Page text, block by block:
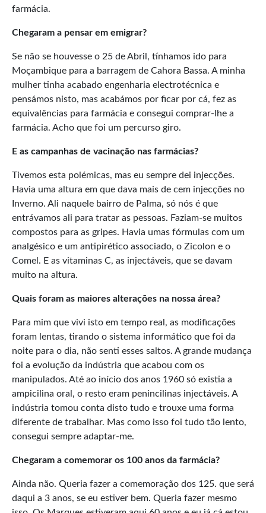
farmácia.
Chegaram a pensar em emigrar?
Se não se houvesse o 25 de Abril, tínhamos ido para
Moçambique para a barragem de Cahora Bassa. A minha
mulher tinha acabado engenharia electrotécnica e
pensámos nisto, mas acabámos por ficar por cá, fez as
equivalências para farmácia e consegui comprar-lhe a
farmácia. Acho que foi um percurso giro.
E as campanhas de vacinação nas farmácias?
Tivemos esta polémicas, mas eu sempre dei injecções.
Havia uma altura em que dava mais de cem injecções no
Inverno. Ali naquele bairro de Palma, só nós é que
entrávamos ali para tratar as pessoas. Faziam-se muitos
compostos para as gripes. Havia umas fórmulas com um
analgésico e um antipirético associado, o Zicolon e o
Comel. E as vitaminas C, as injectáveis, que se davam
muito na altura.
Quais foram as maiores alterações na nossa área?
Para mim que vivi isto em tempo real, as modificações
foram lentas, tirando o sistema informático que foi da
noite para o dia, não senti esses saltos. A grande mudança
foi a evolução da indústria que acabou com os
manipulados. Até ao início dos anos 1960 só existia a
ampicilina oral, o resto eram penincilinas injectáveis. A
indústria tomou conta disto tudo e trouxe uma forma
diferente de trabalhar. Mas como isso foi tudo tão lento,
consegui sempre adaptar-me.
Chegaram a comemorar os 100 anos da farmácia?
Ainda não. Queria fazer a comemoração dos 125. que será
daqui a 3 anos, se eu estiver bem. Queria fazer mesmo